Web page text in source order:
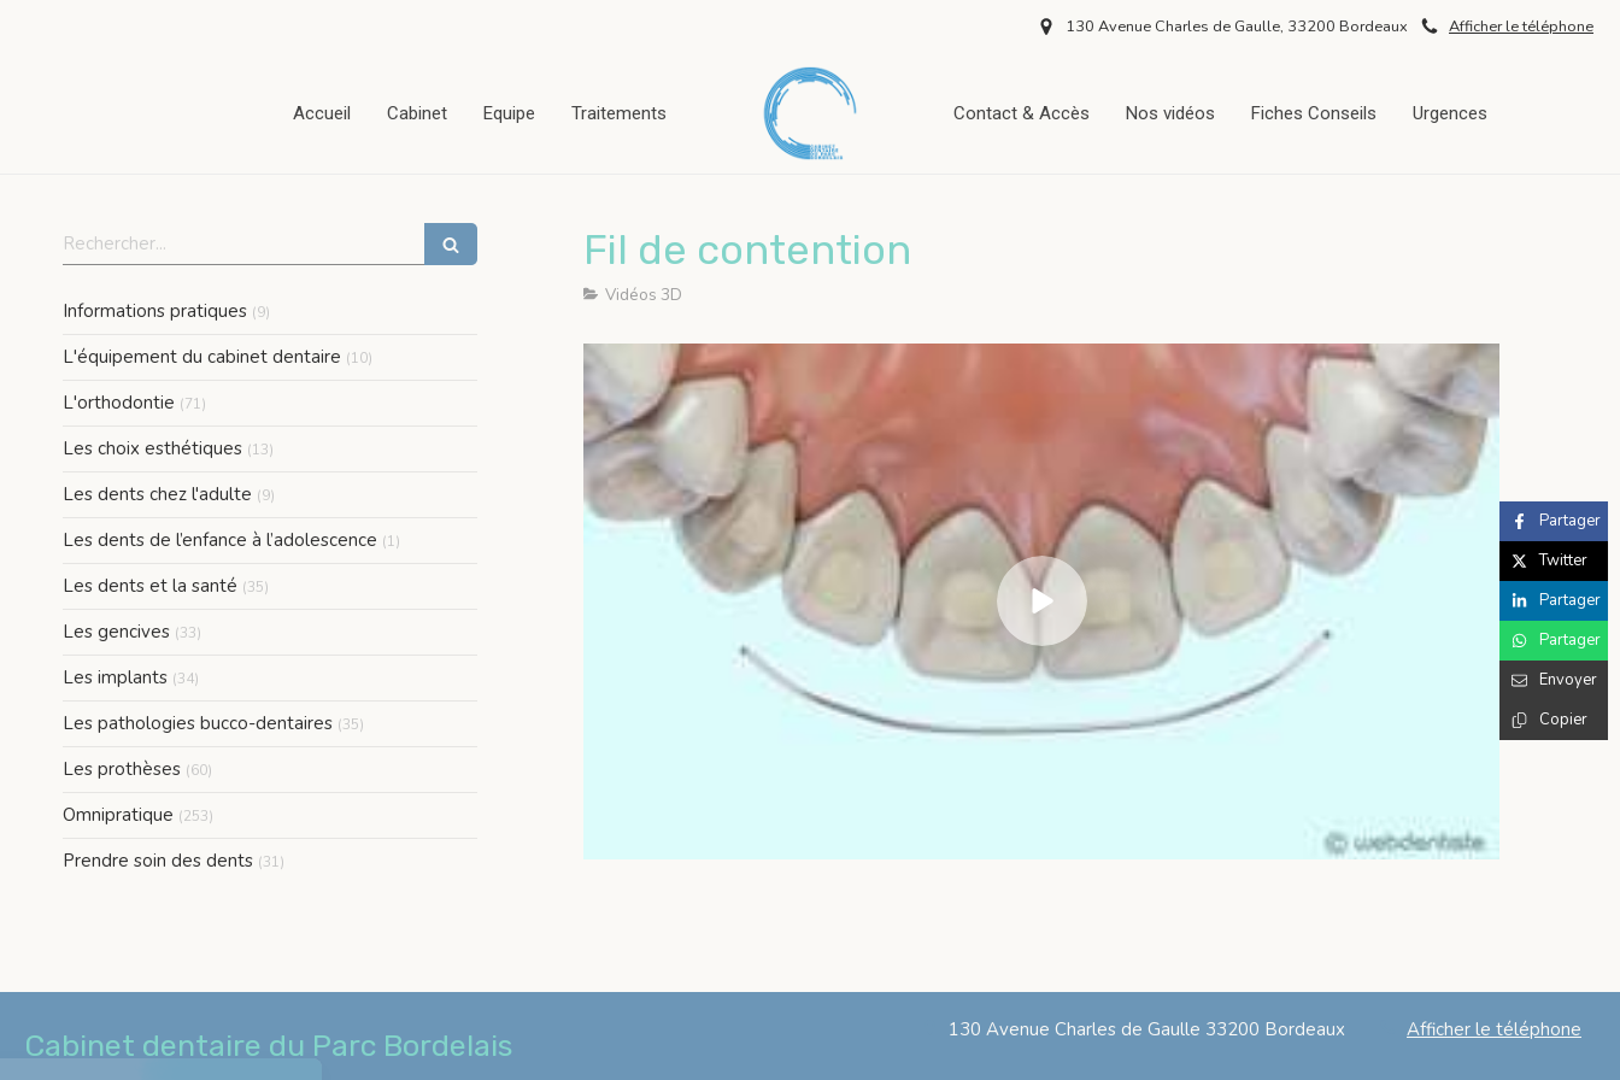
Afficher le téléphone
130 Avenue Charles de Gaulle, 33200 Bordeaux
Accueil Cabinet Equipe Traitements Contact & Accès Nos vidéos Fiches Conseils Urgences
Fil de contention
Vidéos 3D
Partager
Twitter
Partager
Partager
Envoyer
Copier
Rechercher
Informations pratiques (9)
L'équipement du cabinet dentaire (10)
L'orthodontie (71)
Les choix esthétiques (13)
Les dents chez l'adulte (9)
Les dents de l’enfance à l’adolescence (1)
Les dents et la santé (35)
Les gencives (33)
Les implants (34)
Les pathologies bucco-dentaires (35)
Les prothèses (60)
Omnipratique (253)
Prendre soin des dents (31)
Cabinet dentaire du Parc Bordelais 130 Avenue Charles de Gaulle 33200 Bordeaux Afficher le téléphone